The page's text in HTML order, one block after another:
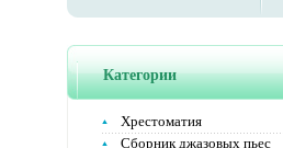
Категории
Хрестоматия
Сборник джазовых пьес